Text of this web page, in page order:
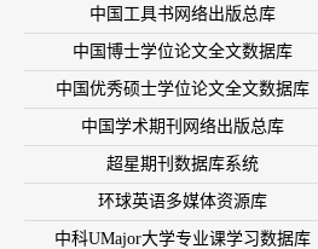
中国工具书网络出版总库
中国博士学位论文全文数据库
中国优秀硕士学位论文全文数据库
中国学术期刊网络出版总库
超星期刊数据库系统
环球英语多媒体资源库
中科UMajor大学专业课学习数据库